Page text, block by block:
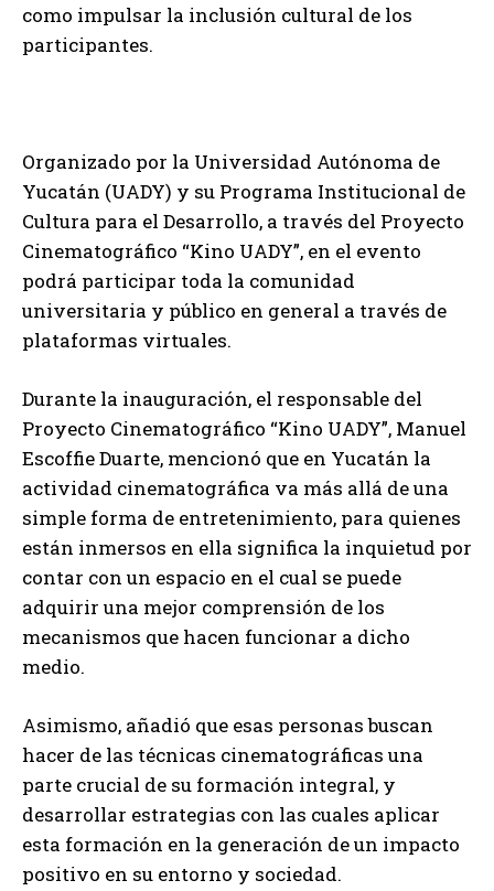
como impulsar la inclusión cultural de los
participantes.
Organizado por la Universidad Autónoma de
Yucatán (UADY) y su Programa Institucional de
Cultura para el Desarrollo, a través del Proyecto
Cinematográfico “Kino UADY”, en el evento
podrá participar toda la comunidad
universitaria y público en general a través de
plataformas virtuales.
Durante la inauguración, el responsable del
Proyecto Cinematográfico “Kino UADY”, Manuel
Escoffie Duarte, mencionó que en Yucatán la
actividad cinematográfica va más allá de una
simple forma de entretenimiento, para quienes
están inmersos en ella significa la inquietud por
contar con un espacio en el cual se puede
adquirir una mejor comprensión de los
mecanismos que hacen funcionar a dicho
medio.
Asimismo, añadió que esas personas buscan
hacer de las técnicas cinematográficas una
parte crucial de su formación integral, y
desarrollar estrategias con las cuales aplicar
esta formación en la generación de un impacto
positivo en su entorno y sociedad.